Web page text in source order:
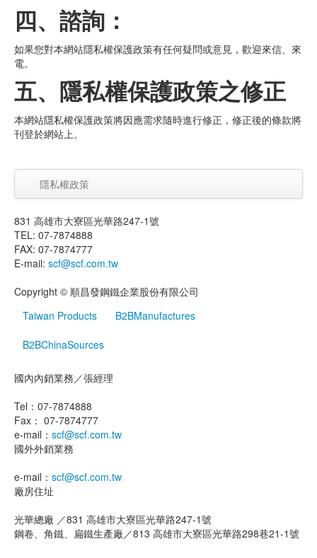
四、諮詢：
如果您對本網站隱私權保護政策有任何疑問或意見，歡迎來信、來
電。
五、隱私權保護政策之修正
本網站隱私權保護政策將因應需求隨時進行修正，修正後的條款將
刊登於網站上。
隱私權政策
831 高雄市大寮區光華路247-1號
TEL: 07-7874888
FAX: 07-7874777
E-mail: scf@scf.com.tw
Copyright © 順昌發鋼鐵企業股份有限公司
Taiwan Products
B2BManufactures
B2BChinaSources
國內內銷業務／張經理
Tel：07-7874888
Fax： 07-7874777
e-mail： scf@scf.com.tw
國外外銷業務
e-mail： scf@scf.com.tw
廠房住址
光華總廠 ／831 高雄市大寮區光華路247-1號
鋼卷、角鐵、扁鐵生產廠 ／813 高雄市大寮區光華路298巷21-1號